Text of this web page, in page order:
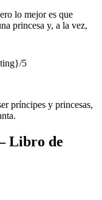
lo mejor es que
princesa y, a la vez,
5
príncipes y princesas,
Libro de